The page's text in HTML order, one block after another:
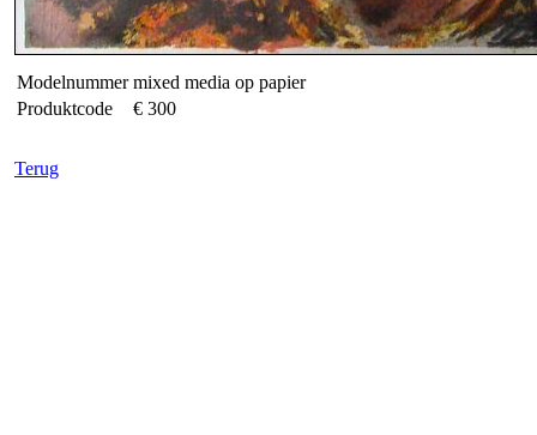
Modelnummer mixed media op papier
Produktcode
€ 300
Terug